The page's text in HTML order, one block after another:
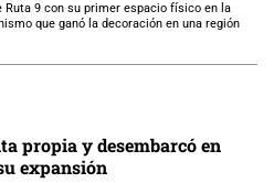
Ruta 9 con su primer espacio físico en la
que ganó la decoración en una región
propia y desembarcó en
expansión